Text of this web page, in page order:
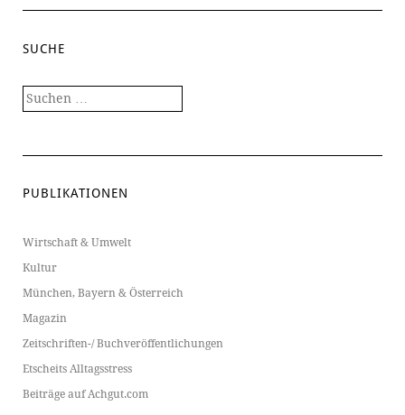
SUCHE
Suchen
PUBLIKATIONEN
Wirtschaft & Umwelt
Kultur
München, Bayern & Österreich
Magazin
Zeitschriften-/ Buchveröffentlichungen
Etscheits Alltagsstress
Beiträge auf Achgut.com